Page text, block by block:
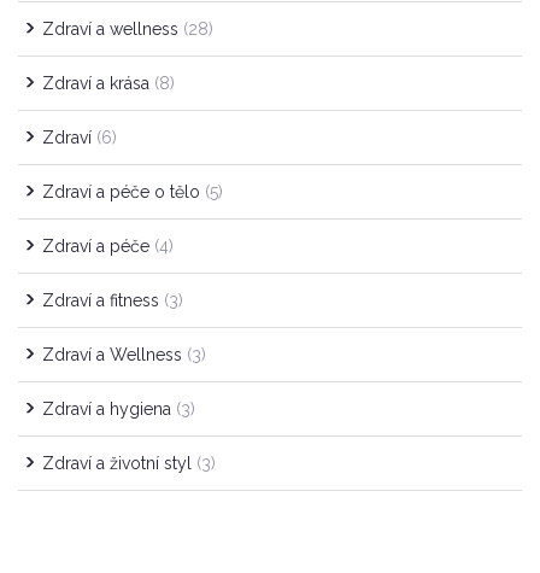
Zdraví a wellness (28)
Zdraví a krása (8)
Zdraví (6)
Zdraví a péče o tělo (5)
Zdraví a péče (4)
Zdraví a fitness (3)
Zdraví a Wellness (3)
Zdraví a hygiena (3)
Zdraví a životní styl (3)